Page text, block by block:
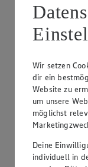
Wir setzen
dir ein
Website zu
um unsere
möglichst
Deine
individuell in